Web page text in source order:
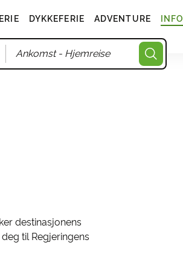
DYKKEFERIE ADVENTURE INFO
Ankomst- Hjemreise
destinasjonens
til Regjeringens